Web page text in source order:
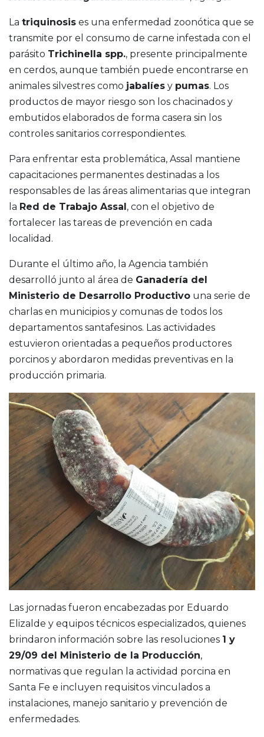
La triquinosis es una enfermedad zoonótica que se
transmite por el consumo de carne infestada con el
parásito Trichinella spp., presente principalmente
en cerdos, aunque también puede encontrarse en
animales silvestres como jabalíes y pumas. Los
productos de mayor riesgo son los chacinados y
embutidos elaborados de forma casera sin los
controles sanitarios correspondientes.
Para enfrentar esta problemática, Assal mantiene
capacitaciones permanentes destinadas a los
responsables de las áreas alimentarias que integran
la Red de Trabajo Assal , con el objetivo de
fortalecer las tareas de prevención en cada
localidad.
Durante el último año, la Agencia también
desarrolló junto al área de Ganadería del
Ministerio de Desarrollo Productivo una serie de
charlas en municipios y comunas de todos los
departamentos santafesinos. Las actividades
estuvieron orientadas a pequeños productores
porcinos y abordaron medidas preventivas en la
producción primaria.
Las jornadas fueron encabezadas por Eduardo
Elizalde y equipos técnicos especializados, quienes
brindaron información sobre las resoluciones 1 y
29/09 del Ministerio de la Producción,
normativas que regulan la actividad porcina en
Santa Fe e incluyen requisitos vinculados a
instalaciones, manejo sanitario y prevención de
enfermedades.